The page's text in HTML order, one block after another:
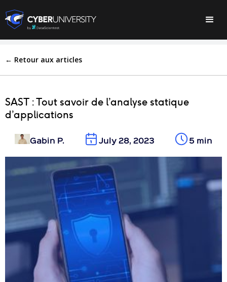
← Retour aux articles
SAST : Tout savoir de l’analyse statique
d’applications
Gabin P. July 28, 2023 5 min